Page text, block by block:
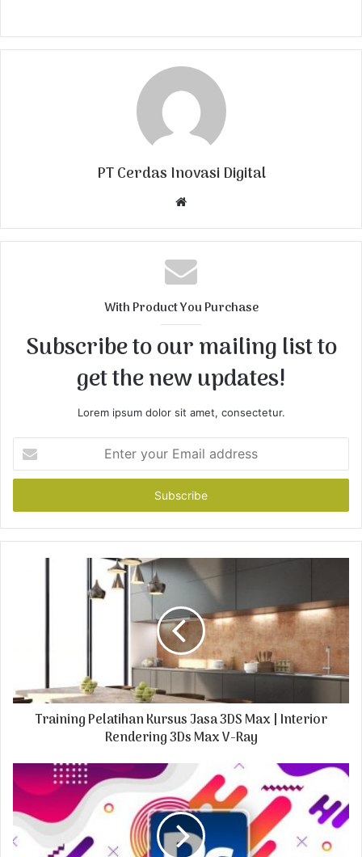
PT Cerdas Inovasi Digital
b
s
i
With Product You Purchase
Subscribe to our mailing list to
get the new updates!
Lorem ipsum dolor sit amet, consectetur.
t
r
y
d
s
s
Training Pelatihan Kursus Jasa 3DS Max | Interior
Rendering 3Ds Max V-Ray